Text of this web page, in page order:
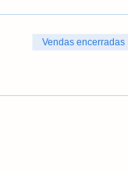
Vendas encerradas